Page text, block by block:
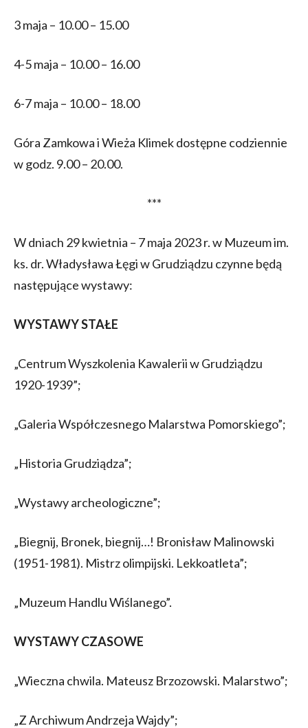
3 maja – 10.00 – 15.00
4-5 maja – 10.00 – 16.00
6-7 maja – 10.00 – 18.00
Góra Zamkowa i Wieża Klimek dostępne codziennie
w godz. 9.00 – 20.00.
***
W dniach 29 kwietnia – 7 maja 2023 r. w Muzeum im.
ks. dr. Władysława Łęgi w Grudziądzu czynne będą
następujące wystawy:
WYSTAWY STAŁE
„Centrum Wyszkolenia Kawalerii w Grudziądzu
1920-1939”;
„Galeria Współczesnego Malarstwa Pomorskiego”;
„Historia Grudziądza”;
„Wystawy archeologiczne”;
„Biegnij, Bronek, biegnij…! Bronisław Malinowski
(1951-1981). Mistrz olimpijski. Lekkoatleta”;
„Muzeum Handlu Wiślanego”.
WYSTAWY CZASOWE
„Wieczna chwila. Mateusz Brzozowski. Malarstwo”;
„Z Archiwum Andrzeja Wajdy”;